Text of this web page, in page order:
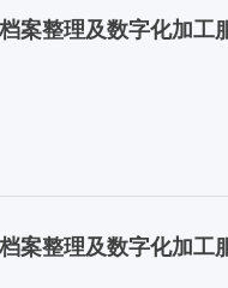
案整理及数字化加工
案整理及数字化加工